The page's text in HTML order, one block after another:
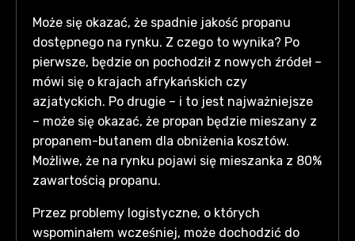
Może się okazać, że spadnie jakość propanu
dostępnego na rynku. Z czego to wynika? Po
pierwsze, będzie on pochodził z nowych źródeł –
mówi się o krajach afrykańskich czy
azjatyckich. Po drugie – i to jest najważniejsze
– może się okazać, że propan będzie mieszany z
propanem-butanem dla obniżenia kosztów.
Możliwe, że na rynku pojawi się mieszanka z 80%
zawartością propanu.
Przez problemy logistyczne, o których
wspominałem wcześniej, może dochodzić do